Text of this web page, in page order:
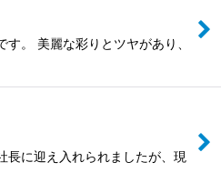
。 美麗な彩りとツヤがあり、
長に迎え入れられましたが、現